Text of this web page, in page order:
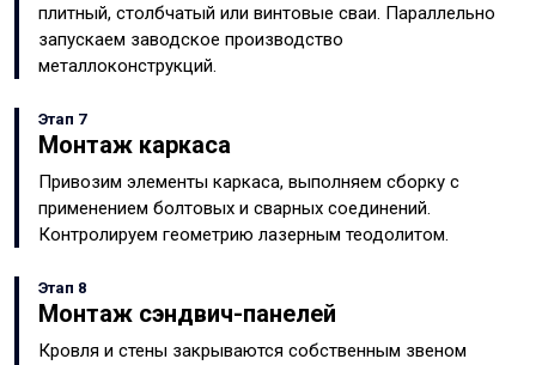
плитный, столбчатый или винтовые сваи. Параллельно
запускаем заводское производство
металлоконструкций.
Этап 7
Монтаж каркаса
Привозим элементы каркаса, выполняем сборку с
применением болтовых и сварных соединений.
Контролируем геометрию лазерным теодолитом.
Этап 8
Монтаж сэндвич-панелей
Кровля и стены закрываются собственным звеном